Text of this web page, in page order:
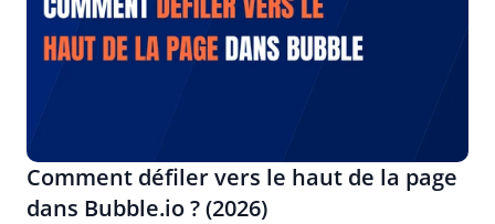
Comment défiler vers le haut de la page
dans Bubble.io ? (2026)